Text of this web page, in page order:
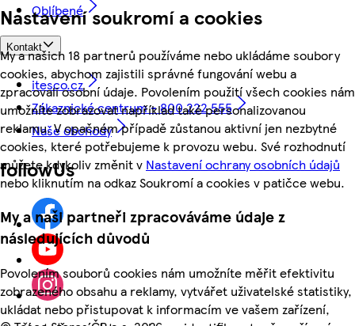
Nastavení soukromí a cookies
My a našich 18 partnerů používáme nebo ukládáme soubory
cookies, abychom zajistili správné fungování webu a
zpracovali osobní údaje. Povolením použití všech cookies nám
umožníte zobrazovat například také personalizovanou
reklamu. V opačném případě zůstanou aktivní jen nezbytné
cookies, které potřebujeme k provozu webu. Své rozhodnutí
můžete kdykoliv změnit v Nastavení ochrany osobních údajů
nebo kliknutím na odkaz Soukromí a cookies v patičce webu.
My a naši partneři zpracováváme údaje z
následujících důvodů
Povolením souborů cookies nám umožníte měřit efektivitu
zobrazeného obsahu a reklamy, vytvářet uživatelské statistiky,
ukládat nebo přistupovat k informacím ve vašem zařízení,
Oblíbené
Kontakt
itesco.cz
Zákaznické centrum - 800 222 555
Naše obchody
followUs